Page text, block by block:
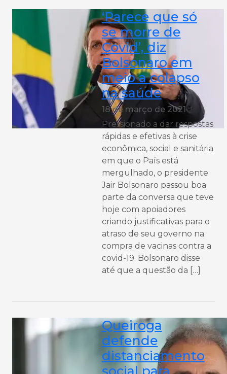
‘Parece que só
se morre de
Covid’, diz
Bolsonaro em
meio a colapso
na saúde
18 de março de 2021
Pressionado a dar respostas
rápidas e efetivas à crise
econômica, social e sanitária
em que o País está
mergulhado, o presidente
Jair Bolsonaro passou boa
parte da conversa que teve
hoje com apoiadores
criando justificativas para o
atraso de seu governo na
compra de vacinas contra a
covid-19. Bolsonaro disse
até que a questão da […]
Queiroga
defende
distanciamento
social para